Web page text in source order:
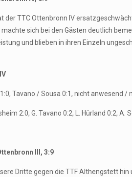
TTC Ottenbronn IV
sich bei den Gästen deutlich
und blieben in ihren Einzeln
Tavano / Sousa 0:1, nicht anwesend /
2:0, G. Tavano 0:2, L. Hürland 0:2, A.
III, 3:9
Dritte gegen die TTF Althengstett